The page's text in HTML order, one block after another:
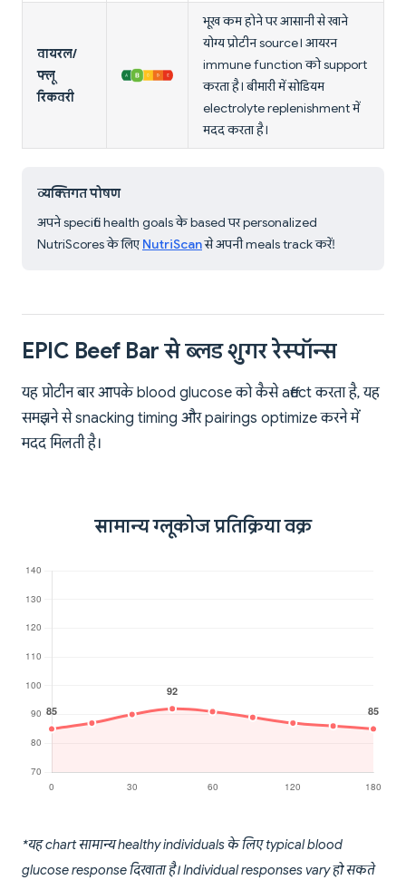
वायरल/
फ्लू
रिकवरी
भूख कम होने पर आसानी से खाने
योग्य प्रोटीन source। आयरन
immune function को support
करता है। बीमारी में सोडियम
electrolyte replenishment में
मदद करता है।
व्यक्तिगत पोषण
अपने specific health goals के based पर personalized
NutriScores के लिए NutriScanसे अपनी meals track करें!
EPIC Beef Bar से ब्लड शुगर रेस्पॉन्स
यह प्रोटीन बार आपके blood glucose को कैसे affect करता है, यह
समझने से snacking timing और pairings optimize करने में
मदद मिलती है।
सामान्य ग्लूकोज प्रतिक्रिया वक्र
*यह chart सामान्य healthy individuals के लिए typical blood
glucose response दिखाता है। Individual responses vary हो सकते